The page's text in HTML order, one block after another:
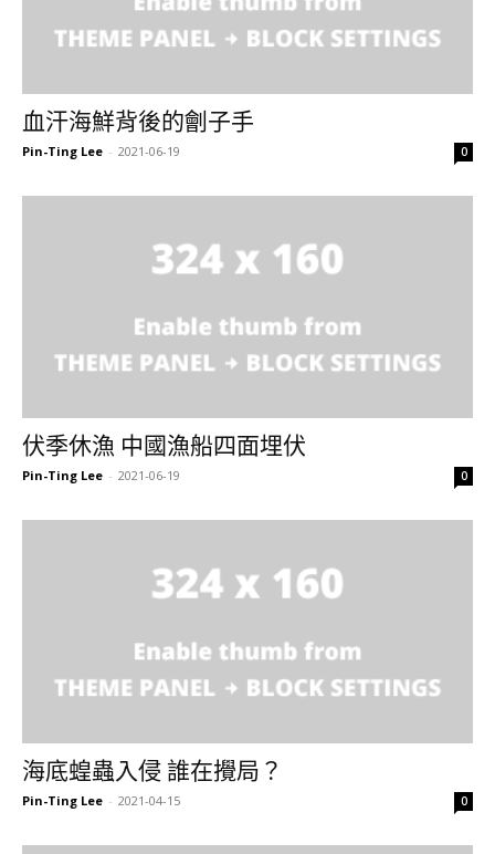
血汗海鮮背後的劊子手
Pin-Ting Lee - 2021-06-19 0
伏季休漁 中國漁船四面埋伏
Pin-Ting Lee - 2021-06-19 0
海底蝗蟲入侵 誰在攪局？
Pin-Ting Lee - 2021-04-15 0